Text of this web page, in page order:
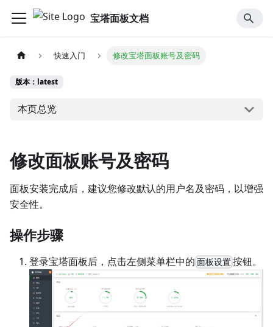
宝塔面板文档
快速入门 修改宝塔面板账号及密码
版本：latest
本页总览
修改面板账号及密码
面板安装完成后，建议您修改默认的用户名及密码，以增强
安全性。
操作步骤
登录宝塔面板后，点击左侧菜单栏中的 面板设置 按钮。